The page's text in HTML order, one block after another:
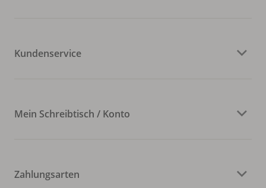
Kundenservice
Mein Schreibtisch / Konto
Zahlungsarten